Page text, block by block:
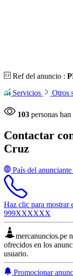
Ref del anuncio :
Servicios Otros
103 personas
Contactar
Cruz
País del anunciante
Haz clic para mostrar
999XXXXXX
mercanuncios.pe
ofrecidos en los
usuario.
Promocionar